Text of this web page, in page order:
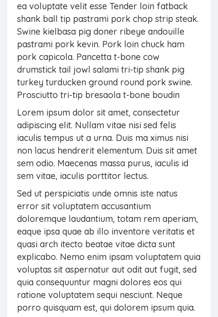
ea voluptate velit esse Tender loin fatback
shank ball tip pastrami pork chop strip steak.
Swine kielbasa pig doner ribeye andouille
pastrami pork kevin. Pork loin chuck ham
pork capicola. Pancetta t-bone cow
drumstick tail jowl salami tri-tip shank pig
turkey turducken ground round pork swine.
Prosciutto tri-tip bresaola t-bone boudin
Lorem ipsum dolor sit amet, consectetur
adipiscing elit. Nullam vitae nisi sed felis
iaculis tempus ut a urna. Duis ma ximus nisi
non lacus hendrerit elementum. Duis sit amet
sem odio. Maecenas massa purus, iaculis id
sem vitae, iaculis porttitor lectus.
Sed ut perspiciatis unde omnis iste natus
error sit voluptatem accusantium
doloremque laudantium, totam rem aperiam,
eaque ipsa quae ab illo inventore veritatis et
quasi arch itecto beatae vitae dicta sunt
explicabo. Nemo enim ipsam voluptatem quia
voluptas sit aspernatur aut odit aut fugit, sed
quia consequuntur magni dolores eos qui
ratione voluptatem sequi nesciunt. Neque
porro quisquam est, qui dolorem ipsum quia.